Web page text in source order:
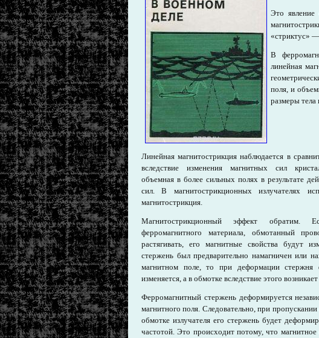
Это явление
«стриктус»
В
линейная
поля, и
размеры тела
Линейная магнитострикция наблюдается в
вследствие изменения магнитных сил
объемная в более сильных полях в результате
сил. В магнитострикционных излучателях
магнитострикция.
Магнитострикционный эффект обратим.
ферромагнитного материала, обмотанный
растягивать, его магнитные свойства будут
стержень был предварительно намагничен или
магнитном поле, то при деформации стержня
изменяется, а в обмотке вследствие этого
Ферромагнитный стержень деформируется
магнитного поля. Следовательно, при
обмотке излучателя его стержень будет
частотой. Это происходит потому, что магнитное